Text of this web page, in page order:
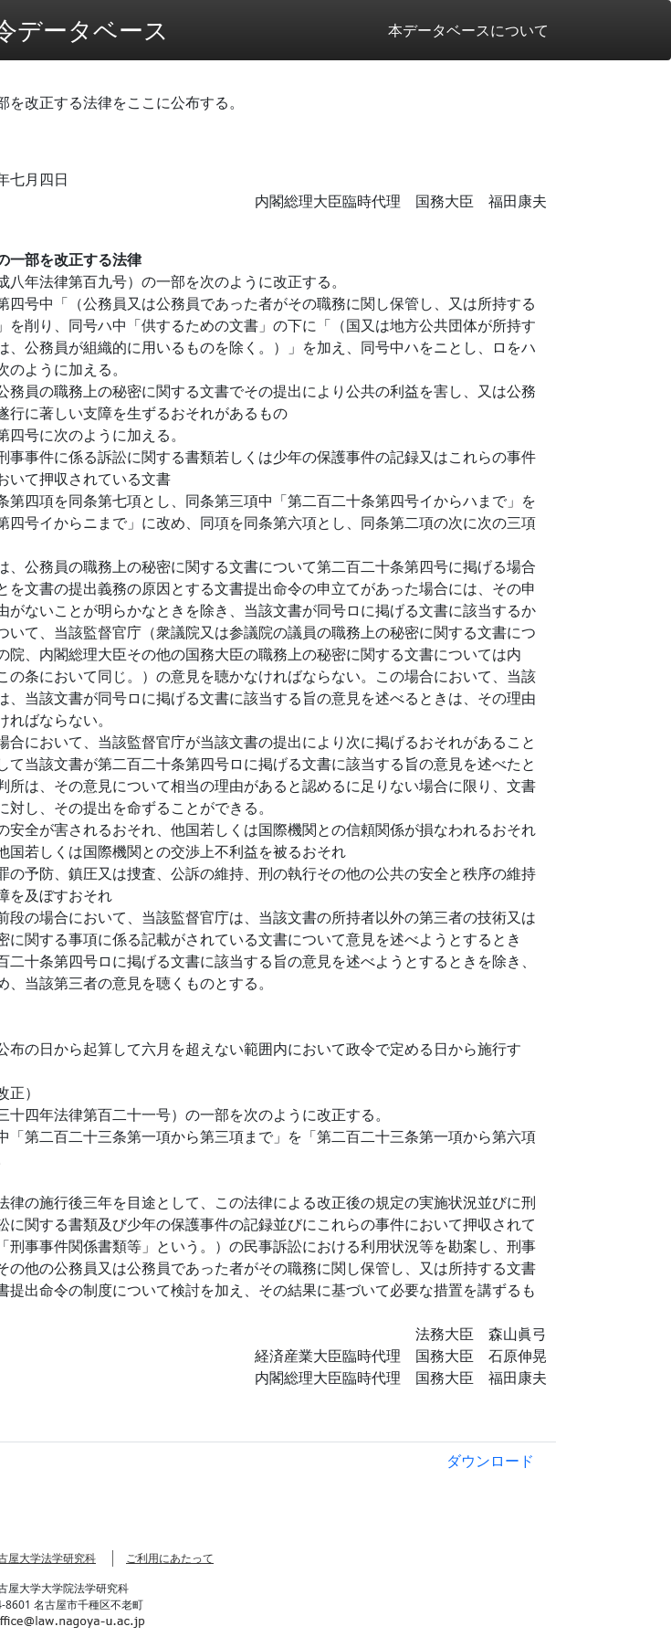
データベース 本データベースについて
を改正する法律をここに公布する。
七月四日
内閣総理大臣臨時代理 国務大臣 福田康夫
一部を改正する法律
八年法律第百九号）の一部を次のように改正する。
四号中「（公務員又は公務員であった者がその職務に関し保管し、又は所持する
を削り、同号ハ中「供するための文書」の下に「（国又は地方公共団体が所持す
、公務員が組織的に用いるものを除く。）」を加え、同号中ハをニとし、ロをハ
ように加える。
務員の職務上の秘密に関する文書でその提出により公共の利益を害し、又は公務
行に著しい支障を生ずるおそれがあるもの
四号に次のように加える。
事事件に係る訴訟に関する書類若しくは少年の保護事件の記録又はこれらの事件
いて押収されている文書
第四項を同条第七項とし、同条第三項中「第二百二十条第四号イからハまで」を
四号イからニまで」に改め、同項を同条第六項とし、同条第二項の次に次の三項
、公務員の職務上の秘密に関する文書について第二百二十条第四号に掲げる場合
を文書の提出義務の原因とする文書提出命令の申立てがあった場合には、その申
がないことが明らかなときを除き、当該文書が同号ロに掲げる文書に該当するか
いて、当該監督官庁（衆議院又は参議院の議員の職務上の秘密に関する文書につ
院、内閣総理大臣その他の国務大臣の職務上の秘密に関する文書については内
の条において同じ。）の意見を聴かなければならない。この場合において、当該
、当該文書が同号ロに掲げる文書に該当する旨の意見を述べるときは、その理由
ればならない。
合において、当該監督官庁が当該文書の提出により次に掲げるおそれがあること
て当該文書が第二百二十条第四号ロに掲げる文書に該当する旨の意見を述べたと
所は、その意見について相当の理由があると認めるに足りない場合に限り、文書
対し、その提出を命ずることができる。
安全が害されるおそれ、他国若しくは国際機関との信頼関係が損なわれるおそれ
国若しくは国際機関との交渉上不利益を被るおそれ
の予防、鎮圧又は捜査、公訴の維持、刑の執行その他の公共の安全と秩序の維持
を及ぼすおそれ
段の場合において、当該監督官庁は、当該文書の所持者以外の第三者の技術又は
に関する事項に係る記載がされている文書について意見を述べようとするとき
二十条第四号ロに掲げる文書に該当する旨の意見を述べようとするときを除き、
、当該第三者の意見を聴くものとする。
布の日から起算して六月を超えない範囲内において政令で定める日から施行す
正）
十四年法律第百二十一号）の一部を次のように改正する。
「第二百二十三条第一項から第三項まで」を「第二百二十三条第一項から第六項
律の施行後三年を目途として、この法律による改正後の規定の実施状況並びに刑
に関する書類及び少年の保護事件の記録並びにこれらの事件において押収されて
刑事事件関係書類等」という。）の民事訴訟における利用状況等を勘案し、刑事
の他の公務員又は公務員であった者がその職務に関し保管し、又は所持する文書
提出命令の制度について検討を加え、その結果に基づいて必要な措置を講ずるも
法務大臣 森山眞弓
経済産業大臣臨時代理 国務大臣 石原伸晃
内閣総理大臣臨時代理 国務大臣 福田康夫
ダウンロード
屋大学法学研究科
ご利用にあたって
屋大学大学院法学研究科
8601 名古屋市千種区不老町